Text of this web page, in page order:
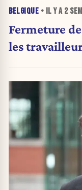
BELGIQUE • IL Y A 2
Fermeture
les